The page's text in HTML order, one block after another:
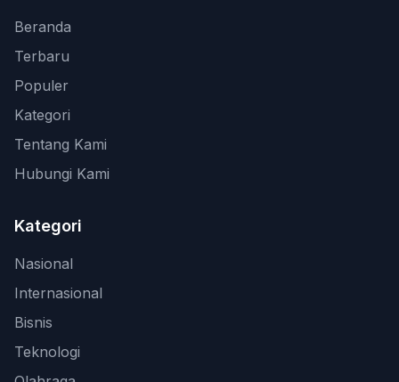
Beranda
Terbaru
Populer
Kategori
Tentang Kami
Hubungi Kami
Kategori
Nasional
Internasional
Bisnis
Teknologi